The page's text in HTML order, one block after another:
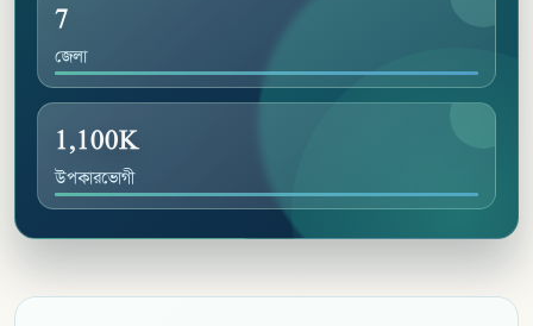
7
জেলা
1,100K
উপকারভোগী